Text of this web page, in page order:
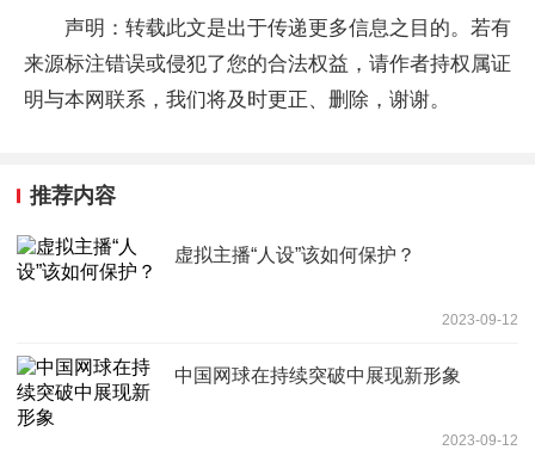
声明：转载此文是出于传递更多信息之目的。若有
来源标注错误或侵犯了您的合法权益，请作者持权属证
明与本网联系，我们将及时更正、删除，谢谢。
推荐内容
虚拟主播“人设”该如何保护？
2023-09-12
中国网球在持续突破中展现新形象
2023-09-12